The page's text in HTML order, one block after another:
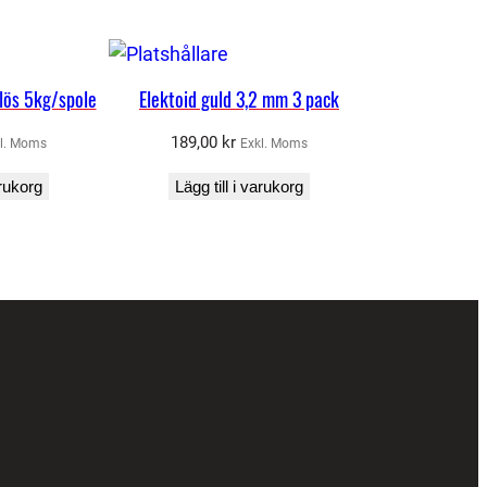
5kg/spole
Moms
Elektoid guld 3,2 mm 3 pack
189,00 kr Exkl. Moms
Lägg till i varukorg